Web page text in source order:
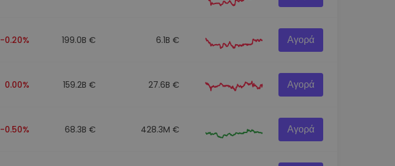
-0.20% 199.0B € 6.1B € Αγορά
0.00% 159.2B € 27.6B € Αγορά
-0.50% 68.3B € 428.3M € Αγορά